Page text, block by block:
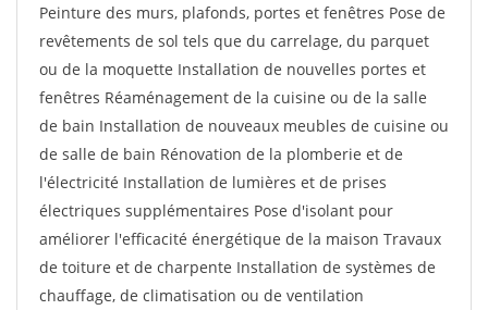
Peinture des murs, plafonds, portes et fenêtres Pose de
revêtements de sol tels que du carrelage, du parquet
ou de la moquette Installation de nouvelles portes et
fenêtres Réaménagement de la cuisine ou de la salle
de bain Installation de nouveaux meubles de cuisine ou
de salle de bain Rénovation de la plomberie et de
l'électricité Installation de lumières et de prises
électriques supplémentaires Pose d'isolant pour
améliorer l'efficacité énergétique de la maison Travaux
de toiture et de charpente Installation de systèmes de
chauffage, de climatisation ou de ventilation